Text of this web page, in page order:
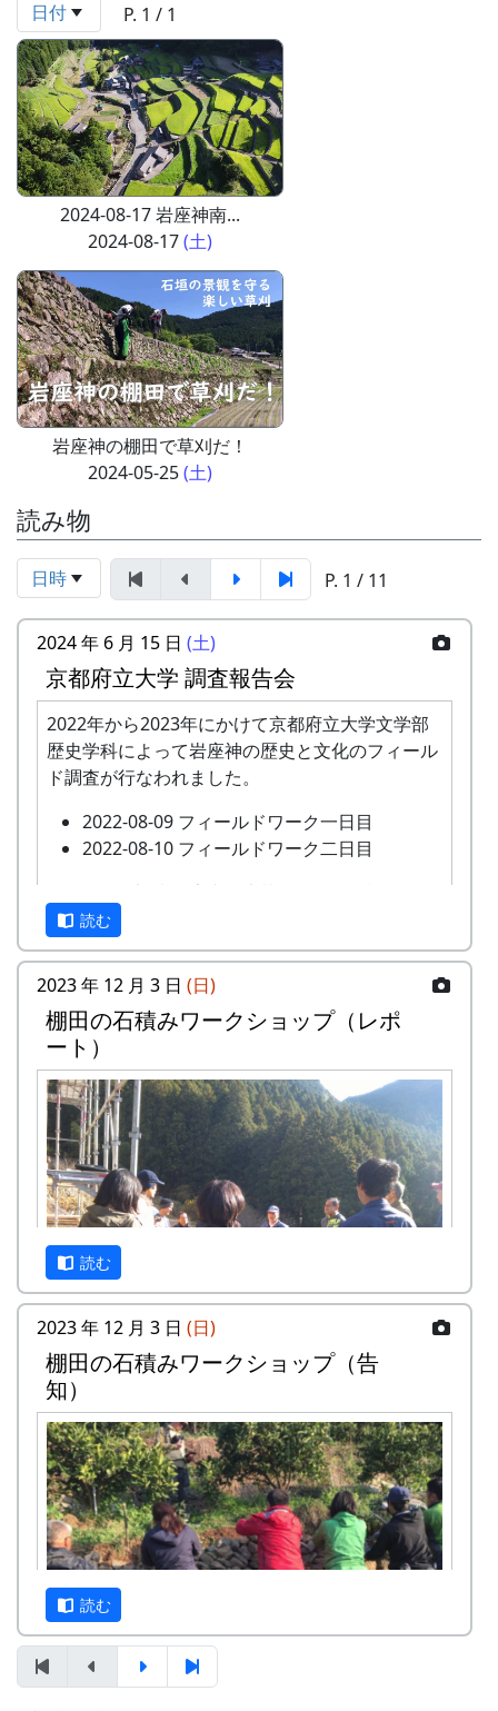
日付 P. 1 / 1
2024-08-17 岩座神南...
2024-08-17(土)
岩座神の棚田で草刈だ！
2024-05-25(土)
読み物
日時 P. 1 / 11
2024 年 6 月 15 日 (土)
京都府立大学 調査報告会
2022年から2023年にかけて京都府立大学文学部
歴史学科によって岩座神の歴史と文化のフィール
ド調査が行なわれました。
2022-08-09 フィールドワーク一日目
2022-08-10 フィールドワーク二日目
このたび、調査報告書が上梓されたのを記念し
て、現地である岩座神において調査報告会が開催
されます。
あわせて、2023年に岩座神の棚田について農業の
面から調査をおこなった武庫川女子大学来栖氏の
研究発表も行なわれます。
京都府立大学歴史学科文化遺産調査報
告会
『岩座神の歴史と文化』
日時・場所
日時 : 2024年6月15日（土） 13:00 - 16:30
場所 : 岩座神公会堂
プログラム
岩座神における棚田景観の現状と課題
武庫川女子大学大学院建築学研究科専攻
来栖萌々子
～
京都府立大学文学部歴史学科4回生 橋本
唯
岩座神地区文書からみた江戸時代の神光寺と
家族
京都府立大学文学部歴史学科教授 東昇
京都府立大学文学部歴史学科4回生 渡部
凌空・小島慧音
多可町の寺社建築 ～五霊神社を中心に～
京都府立大学文学部歴史学科教授 岸泰子
読む
2023 年 12 月 3 日 (日)
棚田の石積みワークショップ（レポ
ート）
読む
2023 年 12 月 3 日 (日)
棚⽥の⽯積みワークショップ（告
知）
読む